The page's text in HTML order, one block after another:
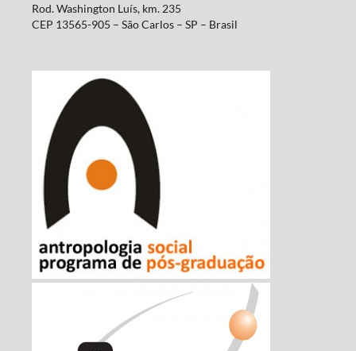
Rod. Washington Luís, km. 235
CEP 13565-905 – São Carlos – SP – Brasil